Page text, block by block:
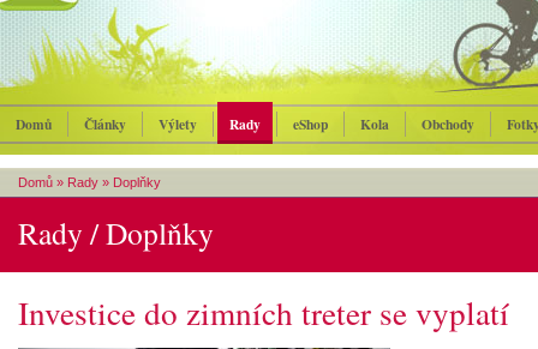
Domů Články Výlety Rady eShop Kola Obchody
Domů » Rady » Doplňky
Rady / Doplňky
Investice do zimních treter se vyplatí